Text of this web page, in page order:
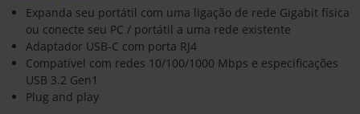
Expanda seu portátil com uma ligação de rede Gigabit física
ou conecte seu PC / portátil a uma rede existente
Adaptador USB-C com porta RJ4
Compatível com redes 10/100/1000 Mbps e especificações
USB 3.2 Gen1
Plug and play